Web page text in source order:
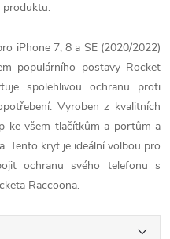
produktu.
iPhone 7, 8 a SE (2020/2022)
populárního postavy Rocket
spolehlivou ochranu proti
Vyroben z kvalitních
ke všem tlačítkům a portům a
Tento kryt je ideální volbou pro
ochranu svého telefonu s
Raccoona.